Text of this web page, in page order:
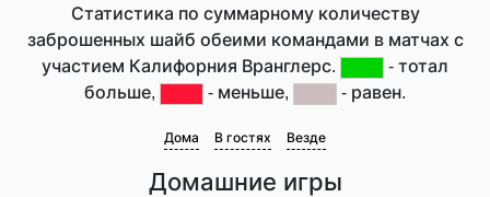
Статистика по суммарному количеству
заброшенных шайб обеими командами в матчах с
участием Калифорния Вранглерс.
- тотал
больше,
- меньше, - равен.
Дома В гостях Везде
Домашние игры